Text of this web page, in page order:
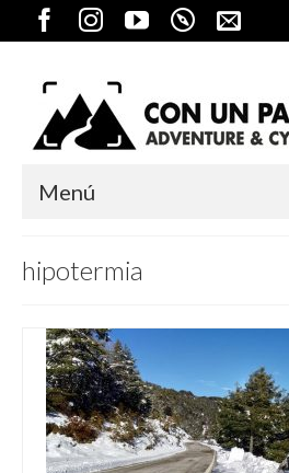
Menú
hipotermia